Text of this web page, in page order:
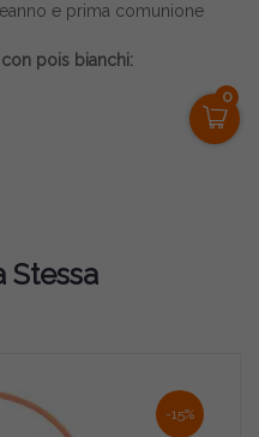
0
e prima comunione
pois bianchi:
Stessa
-15%